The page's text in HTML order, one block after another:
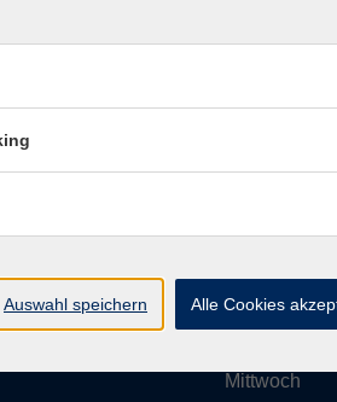
e. V.
Dienstag
Mittwoch
Auswahl speichern Alle Cookies